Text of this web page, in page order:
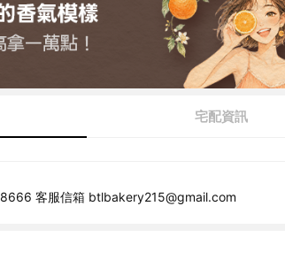
宅配資訊
客服信箱 btlbakery215@gmail.com